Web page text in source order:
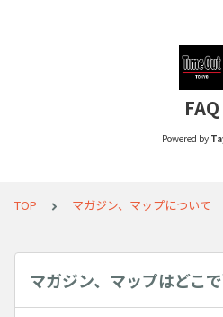
FAQ
Powered by
TOP マガジン、マップについて
マガジン、マップはどこ